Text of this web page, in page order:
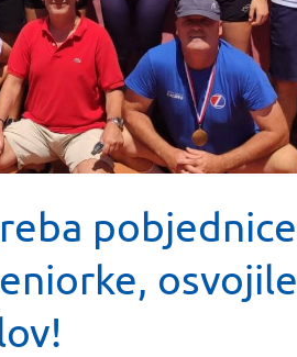
pobjednice
osvojile